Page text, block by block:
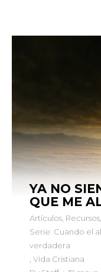
YA NO
QUE ME
Artículos Recursos
Serie: Cuando el
verdadera
Vida Cristiana